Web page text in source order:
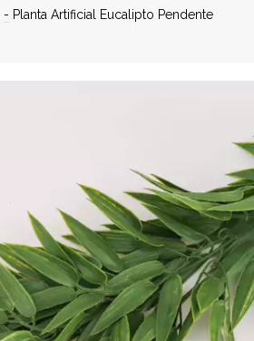
- Planta Artificial Eucalipto Pendente